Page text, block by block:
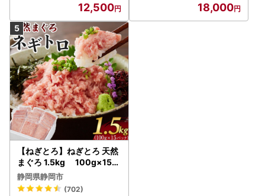
12,500 18,000
【ねぎとろ】ねぎとろ 天然
まぐろ 1.5kg 100g×15パ
ック
静岡県静岡市
(702)